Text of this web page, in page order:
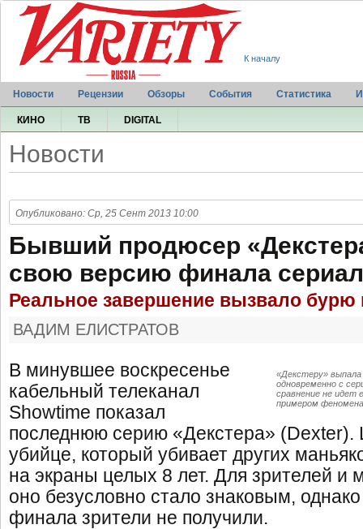
К началу
Новости Рецензии Обзоры События Статистика
КИНО ТВ DIGITAL
Новости
Опубликовано: Ср, 25 Сент 2013 10:00
Бывший продюсер
свою версию финала
Реальное завершение вызвало бурю
ВАДИМ ЕЛИСТРАТОВ
«Декстеру»
одновременно с
сравнение не идет
примером
В минувшее воскресенье
кабельный телеканал
Showtime показал
последнюю серию «Декстера» (Dexter).
убийце, который убивает других
на экраны целых 8 лет. Для зрителей и
оно безусловно стало знаковым,
финала зрители не получили.